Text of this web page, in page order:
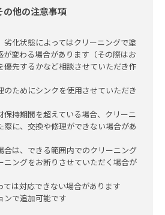
の他の注意事項
劣化状態によってはクリーニングで塗
が変わる場合があります（その際はお
優先するかなど相談させていただき作
のためにシンクを使用させていただき
保持期間を超えている場合、クリーニ
際に、交換や修理ができない場合があ
合は、できる範囲内でのクリーニング
ニングをお断りさせていただく場合が
ては対応できない場合があります
ンで追加可能です